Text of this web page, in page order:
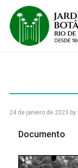
24 de janeiro de 2023 by
Documento